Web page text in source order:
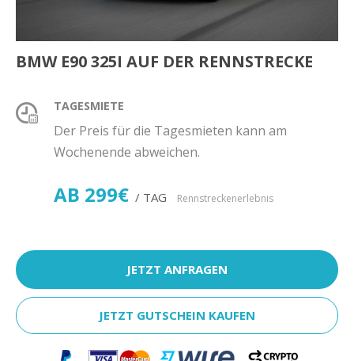
BMW E90 325I AUF DER RENNSTRECKE
TAGESMIETE
Der Preis für die Tagesmieten kann am
Wochenende abweichen.
AB 299€ / TAG Rennstreckenerlebnis
JETZT ANFRAGEN
JETZT GUTSCHEIN KAUFEN